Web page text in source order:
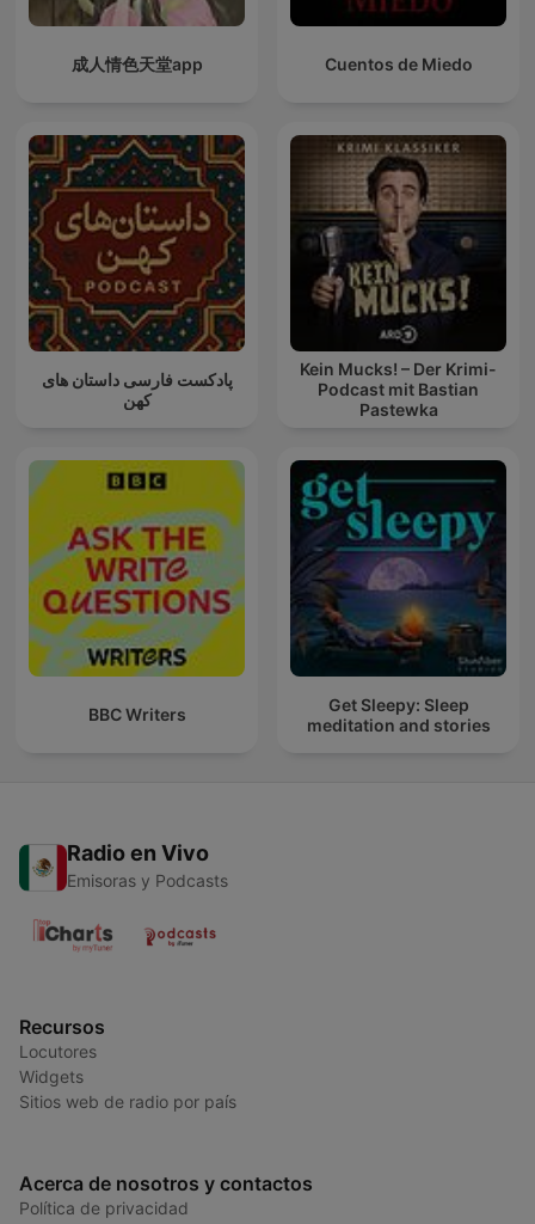
成人情色天堂app Cuentos de Miedo
پادکست فارسی داستان های
کهن
Kein Mucks! – Der Krimi-
Podcast mit Bastian
Pastewka
BBC Writers
Get Sleepy: Sleep
meditation and stories
Radio en Vivo
Emisoras y Podcasts
Recursos
Locutores
Widgets
Sitios web de radio por país
Acerca de nosotros y contactos
Política de privacidad